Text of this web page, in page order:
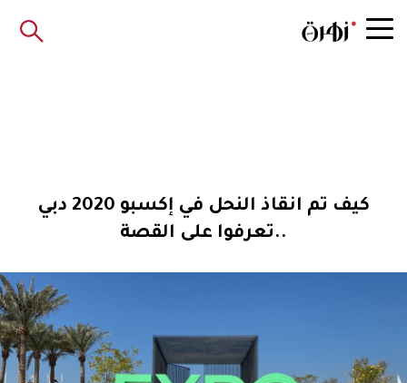
كيف تم انقاذ النحل في إكسبو 2020 دبي
..تعرفوا على القصة